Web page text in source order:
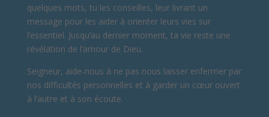
quelques mots, tu les conseilles, leur livrant un
message pour les aider à orienter leurs vies sur
l’essentiel. Jusqu’au dernier moment, ta vie reste une
révélation de l’amour de Dieu.
Seigneur, aide-nous à ne pas nous laisser enfermer par
nos difficultés personnelles et à garder un cœur ouvert
à l’autre et à son écoute.